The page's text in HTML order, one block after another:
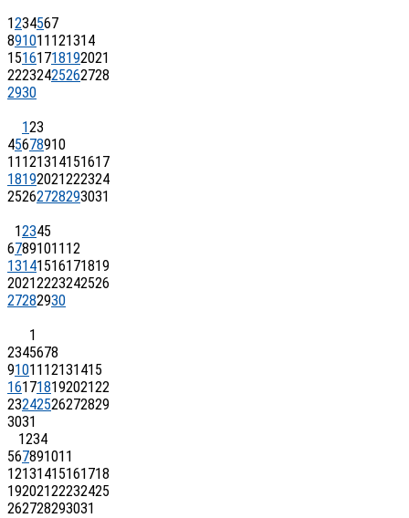
1234567
891011121314
15161718192021
22232425262728
2930
123
45678910
11121314151617
18192021222324
25262728293031
12345
6789101112
13141516171819
20212223242526
27282930
1
2345678
9101112131415
16171819202122
23242526272829
3031
1234
567891011
12131415161718
19202122232425
262728293031